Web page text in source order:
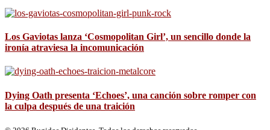
Los Gaviotas lanza ‘Cosmopolitan Girl’, un sencillo donde la
ironía atraviesa la incomunicación
Dying Oath presenta ‘Echoes’, una canción sobre romper con
la culpa después de una traición